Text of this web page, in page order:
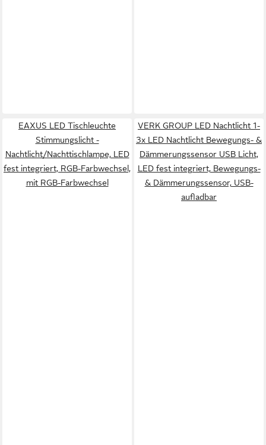
EAXUS LED Tischleuchte
Stimmungslicht -
Nachtlicht/Nachttischlampe, LED
fest integriert, RGB-Farbwechsel,
mit RGB-Farbwechsel
VERK GROUP LED Nachtlicht 1-
3x LED Nachtlicht Bewegungs- &
Dämmerungssensor USB Licht,
LED fest integriert, Bewegungs-
& Dämmerungssensor, USB-
aufladbar